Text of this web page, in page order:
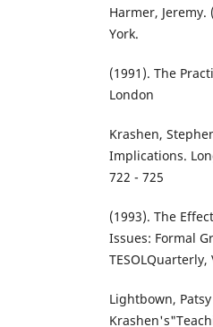
Harmer,
York.
(1991). The
London
Krashen,
Implications.
722 - 725
(1993). The
Issues: Formal
Lightbown,